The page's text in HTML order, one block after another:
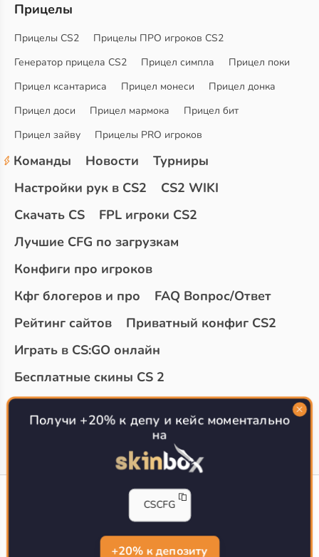
Прицелы
Прицелы CS2
Прицелы ПРО игроков CS2
Генератор прицела CS2
Прицел симпла
Прицел поки
Прицел ксантариса
Прицел монеси
Прицел донка
Прицел доси
Прицел мармока
Прицел бит
Прицел зайву
Прицелы PRO игроков
Команды Новости
Турниры
Настройки рук в CS2
CS2 WIKI
Скачать CS
FPL игроки CS2
Лучшие CFG по загрузкам
Конфиги про игроков
Кфг блогеров и про
FAQ Вопрос/Ответ
Рейтинг сайтов
Приватный конфиг CS2
Играть в CS:GO онлайн
Бесплатные скины CS 2
Топ сайтов с халявой КС 2
О проекте
CS-CONFIG.com © 2020-2026 г.
Политика конфиденциальности
Получи +20% к депу и кейс моментально
на
CSCFG
+20% к депозиту